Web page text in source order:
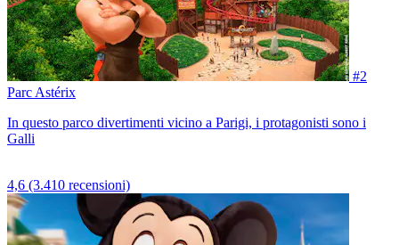
#2
Parc Astérix
In questo parco divertimenti vicino a Parigi, i protagonisti sono i
Galli
4,6 (3.410 recensioni)